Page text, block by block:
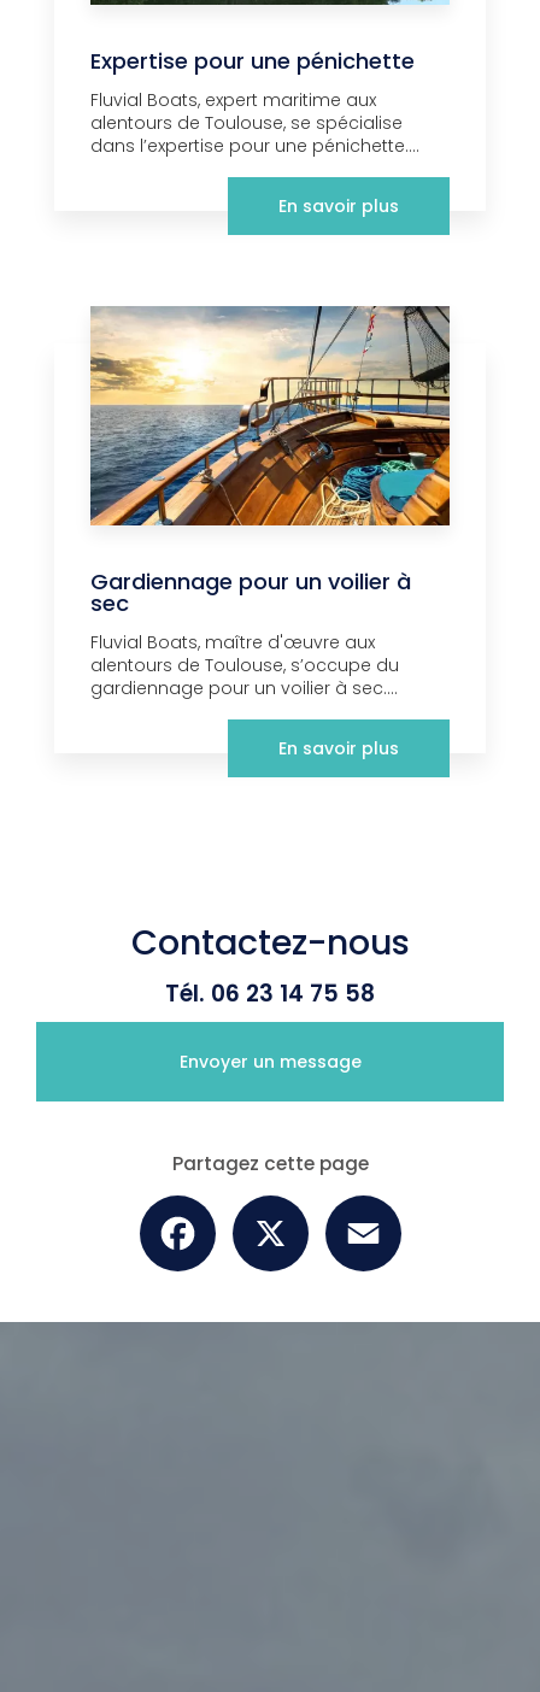
Expertise pour une pénichette
Fluvial Boats, expert maritime aux
alentours de Toulouse, se spécialise
dans l’expertise pour une pénichette....
En savoir plus
Gardiennage pour un voilier à
sec
Fluvial Boats, maître d'œuvre aux
alentours de Toulouse, s’occupe du
gardiennage pour un voilier à sec....
En savoir plus
Contactez-nous
Tél. 06 23 14 75 58
Envoyer un message
Partagez cette page
Facebook